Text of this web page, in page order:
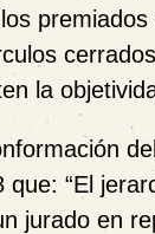
premiados
la
que: “El
jurado en